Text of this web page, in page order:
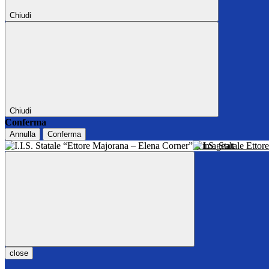
Chiudi
Chiudi
Conferma
Annulla Conferma
I.I.S. Statale
close